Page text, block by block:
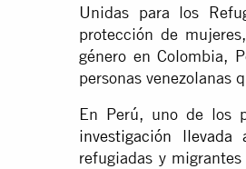
Unidas para los
protección de
género en Colombia,
personas venezolanas
En Perú, uno de los
investigación
refugiadas y